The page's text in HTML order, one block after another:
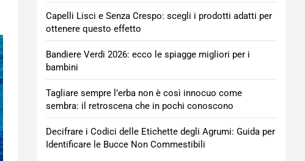
Capelli Lisci e Senza Crespo: scegli i prodotti adatti per
ottenere questo effetto
Bandiere Verdi 2026: ecco le spiagge migliori per i
bambini
Tagliare sempre l’erba non è così innocuo come
sembra: il retroscena che in pochi conoscono
Decifrare i Codici delle Etichette degli Agrumi: Guida per
Identificare le Bucce Non Commestibili